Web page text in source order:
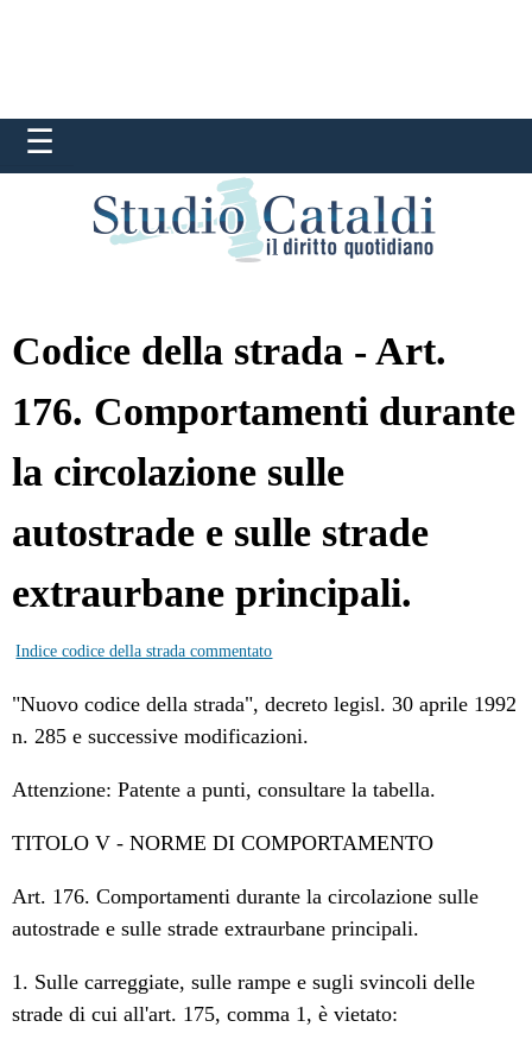
Codice della strada - Art.
176. Comportamenti durante
la circolazione sulle
autostrade e sulle strade
extraurbane principali.
Indice codice della strada commentato
"Nuovo codice della strada", decreto legisl. 30 aprile 1992
n. 285 e successive modificazioni.
Attenzione: Patente a punti, consultare la tabella.
TITOLO V - NORME DI COMPORTAMENTO
Art. 176. Comportamenti durante la circolazione sulle
autostrade e sulle strade extraurbane principali.
1. Sulle carreggiate, sulle rampe e sugli svincoli delle
strade di cui all'art. 175, comma 1, è vietato: